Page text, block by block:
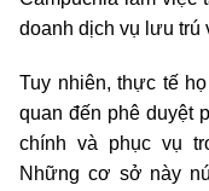
doanh dịch vụ lưu trú
Tuy nhiên, thực tế
quan đến phê duyệt
chính và phục vụ
Những cơ sở này